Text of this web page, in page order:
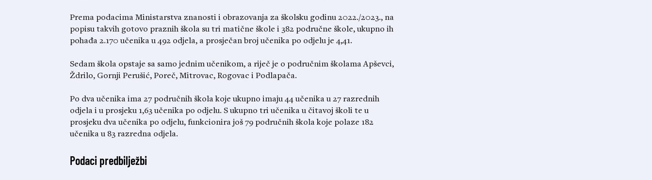
Prema podacima Ministarstva znanosti i obrazovanja za školsku godinu 2022./2023., na
popisu takvih gotovo praznih škola su tri matične škole i 382 područne škole, ukupno ih
pohađa 2.170 učenika u 492 odjela, a prosječan broj učenika po odjelu je 4,41.
Sedam škola opstaje sa samo jednim učenikom, a riječ je o područnim školama Apševci,
Ždrilo, Gornji Perušić, Poreč, Mitrovac, Rogovac i Podlapača.
Po dva učenika ima 27 područnih škola koje ukupno imaju 44 učenika u 27 razrednih
odjela i u prosjeku 1,63 učenika po odjelu. S ukupno tri učenika u čitavoj školi te u
prosjeku dva učenika po odjelu, funkcionira još 79 područnih škola koje polaze 182
učenika u 83 razredna odjela.
Podaci predbilježbi